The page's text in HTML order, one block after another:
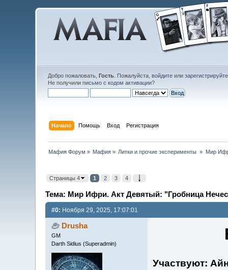
Добро пожаловать, Гость. Пожалуйста, войдитеили
Не получили письмо с кодом активации?
Начало Помощь Вход Регистрация
Мафия Форум » Мафия » Литки и прочие эксперименты » Мир
Страницы 4 1 2 3 4
Тема: Мир Ифри. Акт Девятый: "Гробница
#0: Ноября 29, 2025, 17:07:01
Drusha
GM
Darth Sidius (Superadmin)
Участвуют: